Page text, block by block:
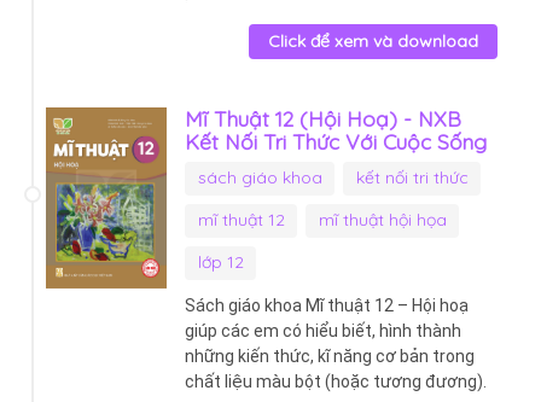
Click để xem và download
Mĩ Thuật 12 (Hội Hoạ) - NXB
Kết Nối Tri Thức Với Cuộc Sống
sách giáo khoa
kết nối tri thức
mĩ thuật 12
mĩ thuật hội họa
lớp 12
Sách giáo khoa Mĩ thuật 12 – Hội hoạ
giúp các em có hiểu biết, hình thành
những kiến thức, kĩ năng cơ bản trong
chất liệu màu bột (hoặc tương đương).